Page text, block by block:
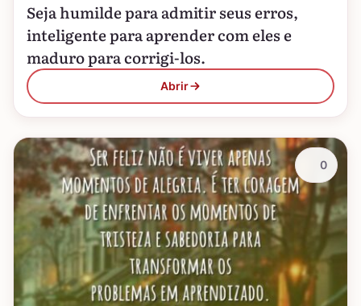
Seja humilde para admitir seus erros,
inteligente para aprender com eles e
maduro para corrigi-los.
Abrir
0